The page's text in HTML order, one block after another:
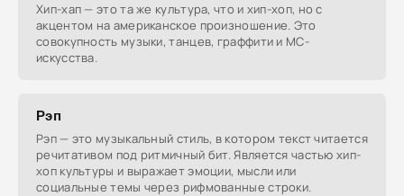
Хип-хап — это та же культура, что и хип-хоп, но с
акцентом на американское произношение. Это
совокупность музыки, танцев, граффити и MC-
искусства.
Рэп
Рэп — это музыкальный стиль, в котором текст читается
речитативом под ритмичный бит. Является частью хип-
хоп культуры и выражает эмоции, мысли или
социальные темы через рифмованные строки.